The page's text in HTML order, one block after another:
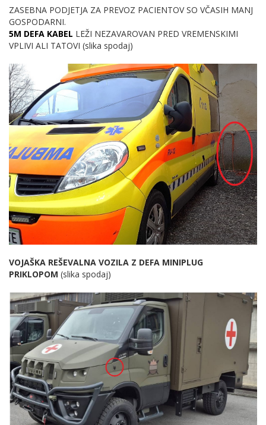
ZASEBNA PODJETJA ZA PREVOZ PACIENTOV SO VČASIH MANJ
GOSPODARNI.
5M DEFA KABEL LEŽI NEZAVAROVAN PRED VREMENSKIMI
VPLIVI ALI TATOVI (slika spodaj)
VOJAŠKA REŠEVALNA VOZILA Z DEFA MINIPLUG
PRIKLOPOM (slika spodaj)